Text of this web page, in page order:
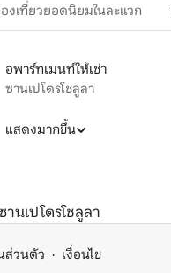
งเที่ยวยอดนิยมในละแวก
อพาร์ทเมนท์ให้เช่า
ซานเปโดรโชลูลา
แสดงมากขึ้น
านเปโดรโชลูลา
ส่วนตัว เงื่อนไข